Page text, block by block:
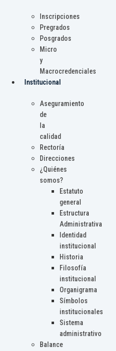
Inscripciones
Pregrados
Posgrados
Micro
y
Macrocredenciales
Institucional
Aseguramiento
de
la
calidad
Rectoría
Direcciones
¿Quiénes
somos?
Estatuto
general
Estructura
Administrativa
Identidad
institucional
Historia
Filosofía
institucional
Organigrama
Símbolos
institucionales
Sistema
administrativo
Balance